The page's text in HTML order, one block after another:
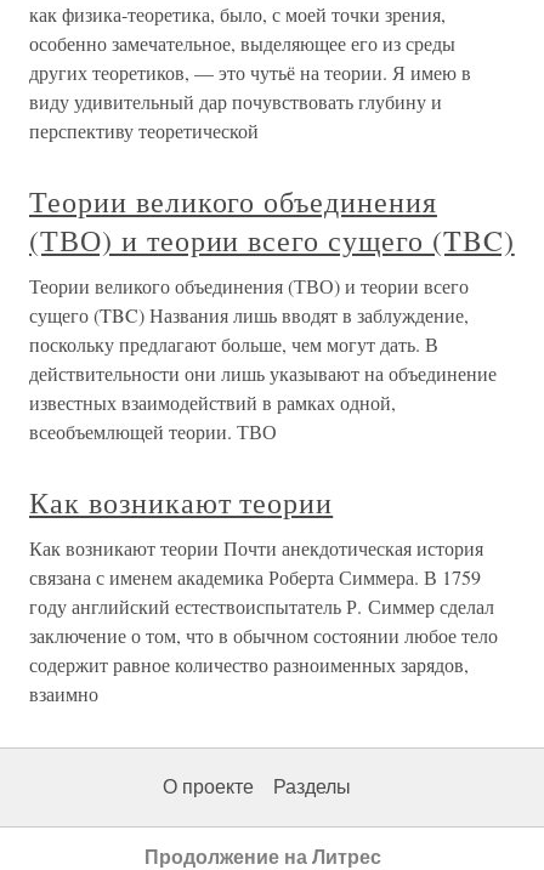
как физика-теоретика, было, с моей точки зрения,
особенно замечательное, выделяющее его из среды
других теоретиков, — это чутьё на теории. Я имею в
виду удивительный дар почувствовать глубину и
перспективу теоретической
Теории великого объединения
(ТВО) и теории всего сущего (TBC)
Теории великого объединения (ТВО) и теории всего
сущего (TBC) Названия лишь вводят в заблуждение,
поскольку предлагают больше, чем могут дать. В
действительности они лишь указывают на объединение
известных взаимодействий в рамках одной,
всеобъемлющей теории. ТВО
Как возникают теории
Как возникают теории Почти анекдотическая история
связана с именем академика Роберта Симмера. В 1759
году английский естествоиспытатель Р. Симмер сделал
заключение о том, что в обычном состоянии любое тело
содержит равное количество разноименных зарядов,
взаимно
О проекте Разделы
Продолжение на Литрес